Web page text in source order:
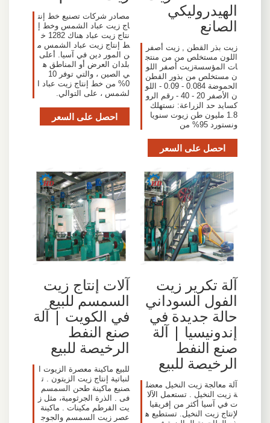
الهيدروليكي
الصانع
زيت بذر القطن , زيت أصفر
اللون مستخلص من من منتج
ات المؤسسةزيت أصفر اللو
ن مستخلص من بذور القطن
الحموضة 0.084 - 0.09 - اللو
ن الأصفر 20 - 40 - رقم الرو
كسايد حد الزراعة: نستهلك
1.8 مليون طن زيوت سنويا
ونستورد 95% من
احصل على السعر
مصادر شركات تصنيع خط إنت
اج زيت عباد الشمس وخط إ
نتاج زيت عباد هناك 1282 خ
ط إنتاج زيت عباد الشمس م
ن المور دين في آسيا. أعلى
بلدان العرض أو المناطق ه
ي الصين ، والتي توفر 10
0% من خط إنتاج زيت عباد ا
لشمس ، على التوالي.
احصل على السعر
آلة تكرير زيت
الفول السوداني
حالة جديدة في
إندونيسيا | آلة
صنع النفط
الرخيصة للبيع
آلة معالجة زيت النخيل معضل
ة زيت النخيل . تستعمل الآلا
ت في آسيا أكثر من إفريقيا
لإنتاج زيت النخيل. تستطيع ه
آلات إنتاج زيت
السمسم للبيع
في الكويت | آلة
صنع النفط
الرخيصة للبيع
للبيع ماكينة معصرة الزيوت ا
لنباتية إنتاج زيت الزيتون . ت
صنيع ماكينة طحن السمسم
فى . الذرة الجرثومية، مثل ز
يت القرطم مكينات . ماكينة
عصر زيت السمسم والجوج